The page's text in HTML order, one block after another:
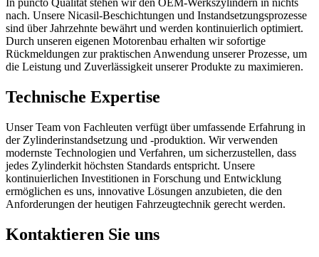
In puncto Qualität stehen wir den OEM-Werkszylindern in nichts
nach. Unsere Nicasil-Beschichtungen und Instandsetzungsprozesse
sind über Jahrzehnte bewährt und werden kontinuierlich optimiert.
Durch unseren eigenen Motorenbau erhalten wir sofortige
Rückmeldungen zur praktischen Anwendung unserer Prozesse, um
die Leistung und Zuverlässigkeit unserer Produkte zu maximieren.
Technische Expertise
Unser Team von Fachleuten verfügt über umfassende Erfahrung in
der Zylinderinstandsetzung und -produktion. Wir verwenden
modernste Technologien und Verfahren, um sicherzustellen, dass
jedes Zylinderkit höchsten Standards entspricht. Unsere
kontinuierlichen Investitionen in Forschung und Entwicklung
ermöglichen es uns, innovative Lösungen anzubieten, die den
Anforderungen der heutigen Fahrzeugtechnik gerecht werden.
Kontaktieren Sie uns